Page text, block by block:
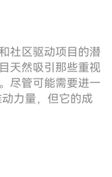
社区驱动项目的潜
天然吸引那些重视
尽管可能需要进一
力量，但它的成